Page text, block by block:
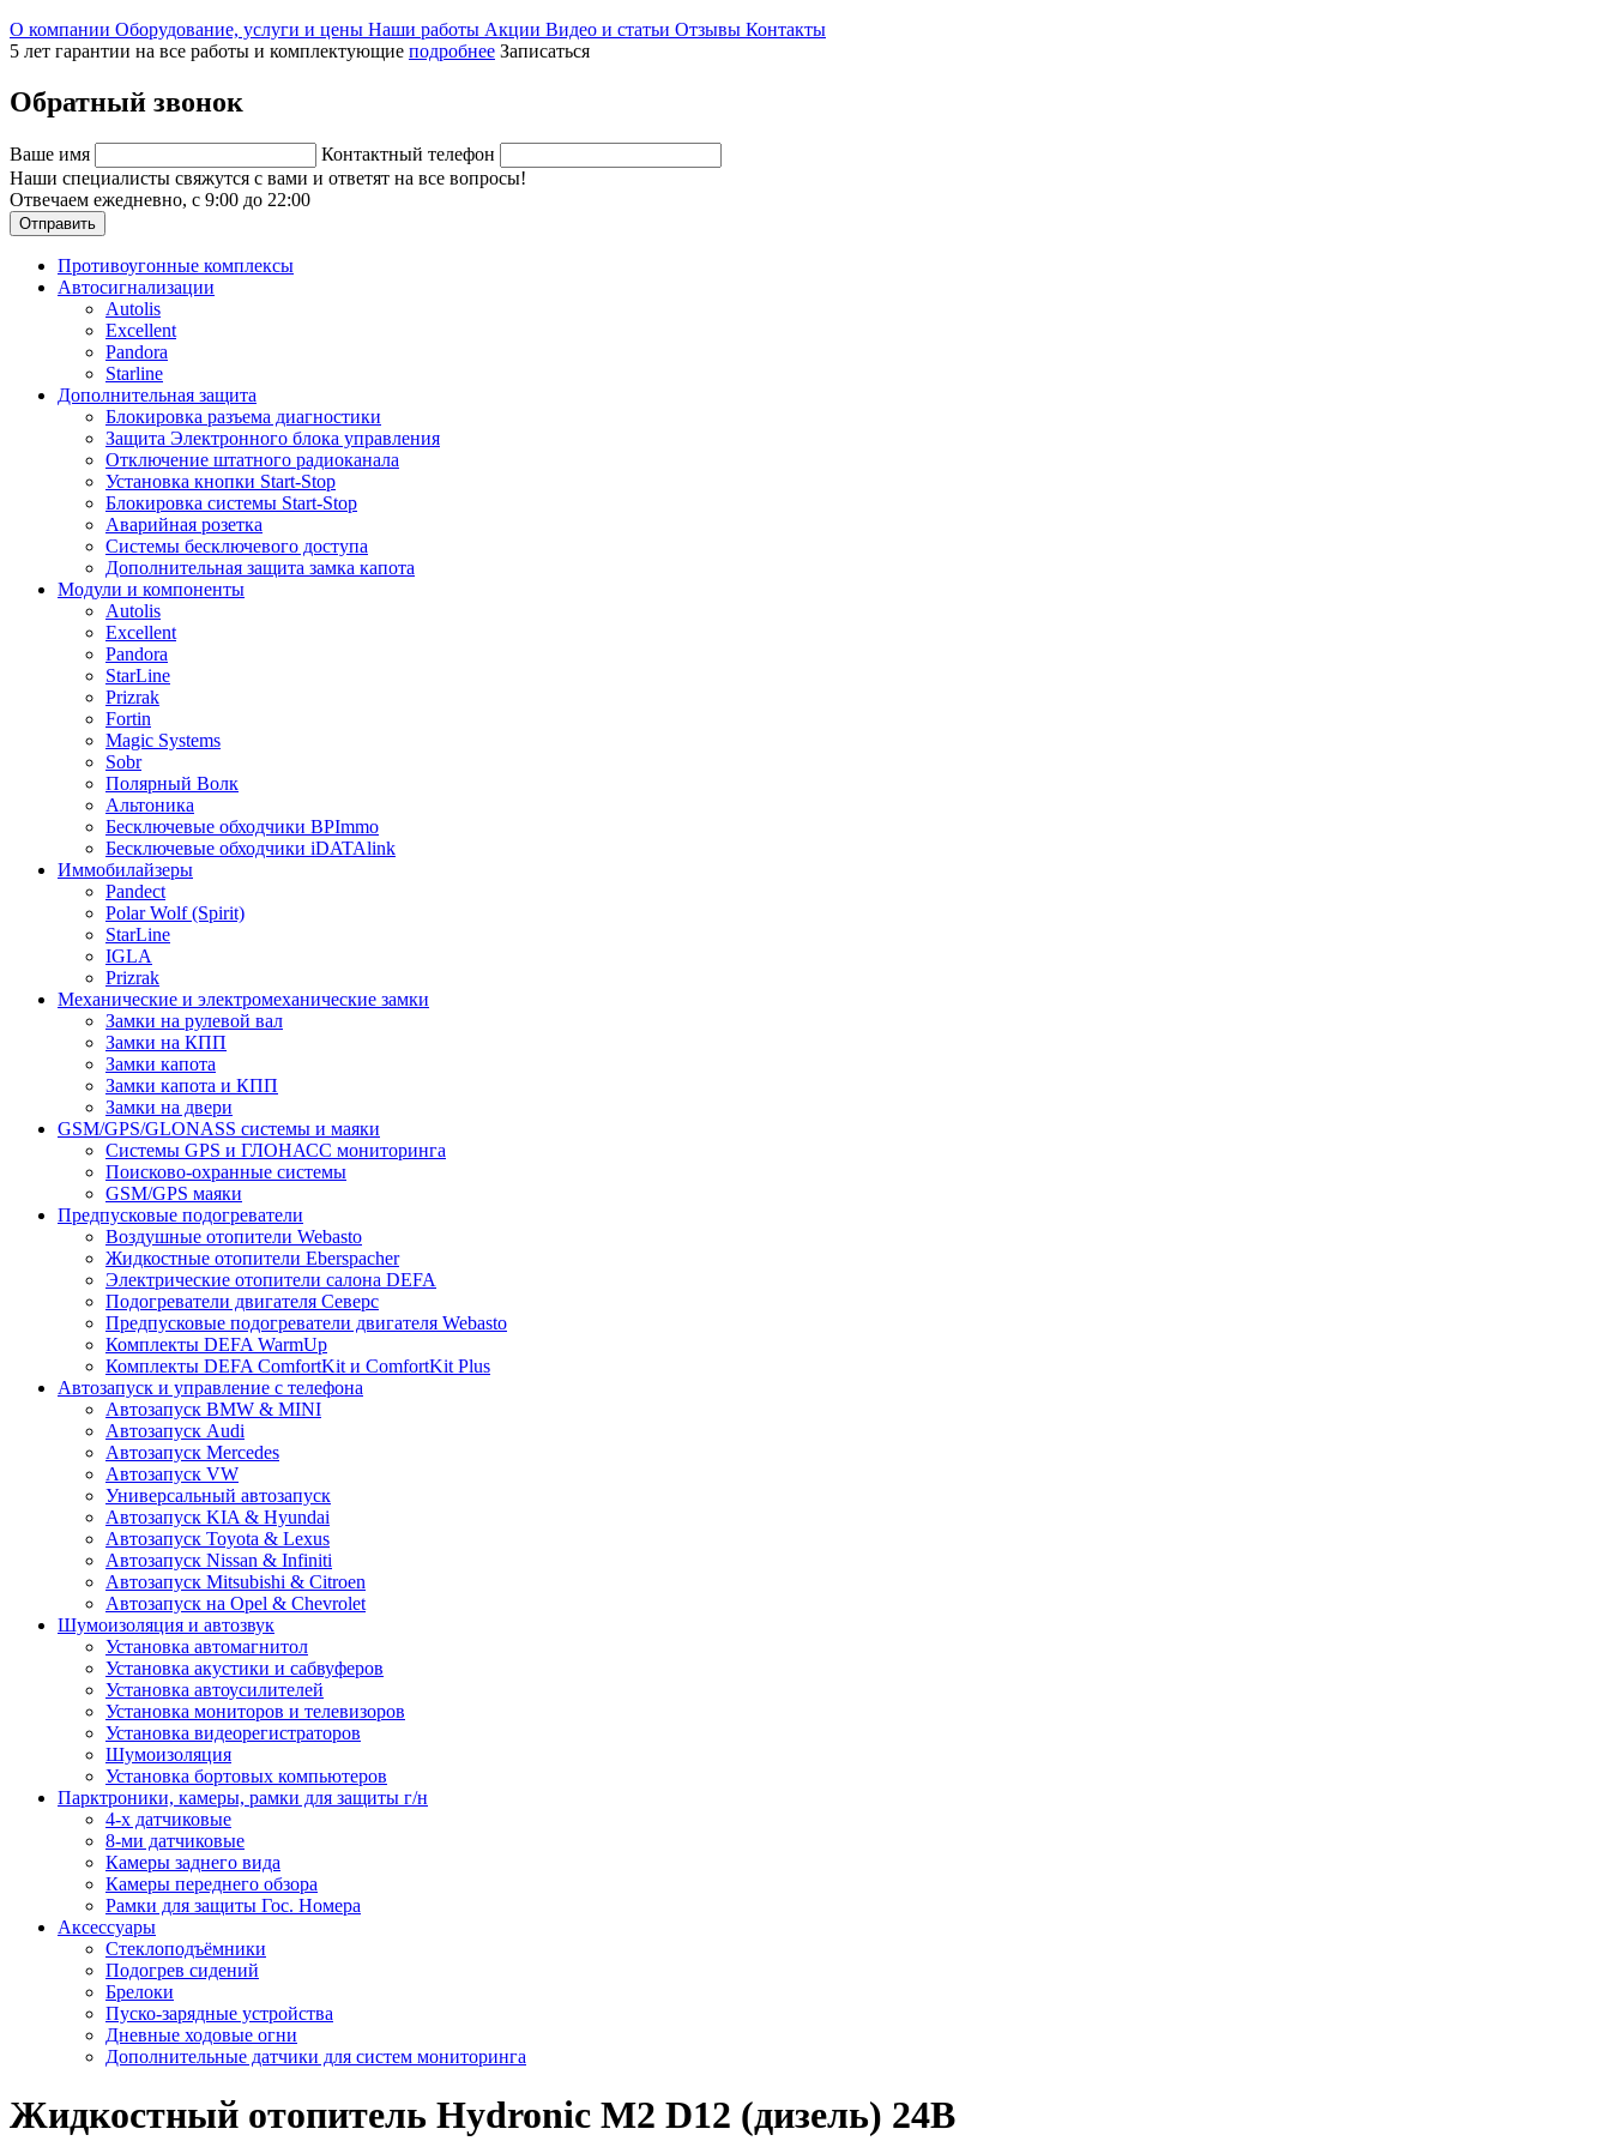
О компании Оборудование, услуги и цены Наши работы Акции Видео и статьи Отзывы Контакты
5 лет гарантии на все работы и комплектующие подробнее Записаться
Обратный звонок
Ваше имя
Контактный телефон
Наши специалисты свяжутся с вами и ответят на все вопросы!
Отвечаем ежедневно, с 9:00 до 22:00
Отправить
Противоугонные комплексы
Автосигнализации
Autolis
Excellent
Pandora
Starline
Дополнительная защита
Блокировка разъема диагностики
Защита Электронного блока управления
Отключение штатного радиоканала
Установка кнопки Start-Stop
Блокировка системы Start-Stop
Аварийная розетка
Системы бесключевого доступа
Дополнительная защита замка капота
Модули и компоненты
Autolis
Excellent
Pandora
StarLine
Prizrak
Fortin
Magic Systems
Sobr
Полярный Волк
Альтоника
Бесключевые обходчики BPImmo
Бесключевые обходчики iDATAlink
Иммобилайзеры
Pandect
Polar Wolf (Spirit)
StarLine
IGLA
Prizrak
Механические и электромеханические замки
Замки на рулевой вал
Замки на КПП
Замки капота
Замки капота и КПП
Замки на двери
GSM/GPS/GLONASS системы и маяки
Системы GPS и ГЛОНАСС мониторинга
Поисково-охранные системы
GSM/GPS маяки
Предпусковые подогреватели
Воздушные отопители Webasto
Жидкостные отопители Eberspacher
Электрические отопители салона DEFA
Подогреватели двигателя Северс
Предпусковые подогреватели двигателя Webasto
Комплекты DEFA WarmUp
Комплекты DEFA ComfortKit и ComfortKit Plus
Автозапуск и управление с телефона
Автозапуск BMW & MINI
Автозапуск Audi
Автозапуск Mercedes
Автозапуск VW
Универсальный автозапуск
Автозапуск KIA & Hyundai
Автозапуск Toyota & Lexus
Автозапуск Nissan & Infiniti
Автозапуск Mitsubishi & Citroen
Автозапуск на Opel & Chevrolet
Шумоизоляция и автозвук
Установка автомагнитол
Установка акустики и сабвуферов
Установка автоусилителей
Установка мониторов и телевизоров
Установка видеорегистраторов
Шумоизоляция
Установка бортовых компьютеров
Парктроники, камеры, рамки для защиты г/н
4-х датчиковые
8-ми датчиковые
Камеры заднего вида
Камеры переднего обзора
Рамки для защиты Гос. Номера
Аксессуары
Стеклоподъёмники
Подогрев сидений
Брелоки
Пуско-зарядные устройства
Дневные ходовые огни
Дополнительные датчики для систем мониторинга
Жидкостный отопитель Hydronic M2 D12 (дизель) 24В